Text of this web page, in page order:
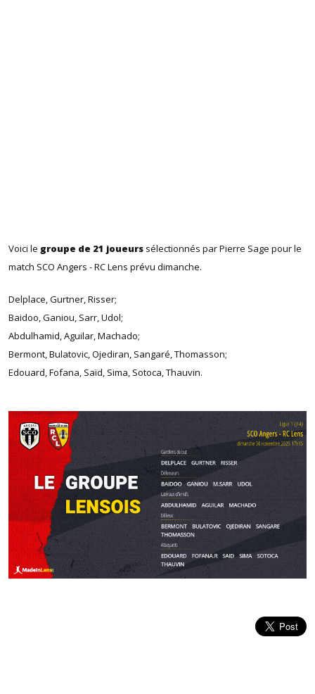
Voici le groupe de 21 joueurs sélectionnés par Pierre Sage pour le
match SCO Angers - RC Lens prévu dimanche.
Delplace, Gurtner, Risser;
Baidoo, Ganiou, Sarr, Udol;
Abdulhamid, Aguilar, Machado;
Bermont, Bulatovic, Ojediran, Sangaré, Thomasson;
Edouard, Fofana, Saïd, Sima, Sotoca, Thauvin.